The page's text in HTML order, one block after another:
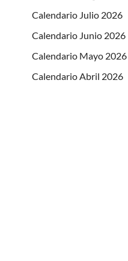
Calendario Julio 2026
Calendario Junio 2026
Calendario Mayo 2026
Calendario Abril 2026